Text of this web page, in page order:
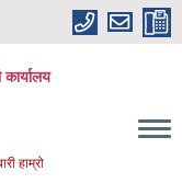
कार्यालय
हाम्रो